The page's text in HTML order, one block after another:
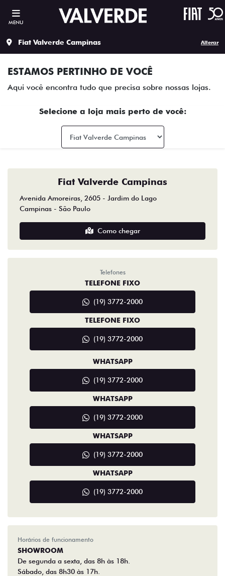
MENU
Fiat Valverde Campinas Alterar
ESTAMOS PERTINHO DE VOCÊ
Aqui você encontra tudo que precisa sobre nossas lojas.
Selecione a loja mais perto de você:
Fiat Valverde Campinas
Avenida Amoreiras, 2605 - Jardim do Lago
Campinas - São Paulo
Como chegar
Telefones
TELEFONE FIXO
(19) 3772-2000
TELEFONE FIXO
(19) 3772-2000
WHATSAPP
(19) 3772-2000
WHATSAPP
(19) 3772-2000
WHATSAPP
(19) 3772-2000
WHATSAPP
(19) 3772-2000
Horários de funcionamento
SHOWROOM
De segunda a sexta, das 8h às 18h.
Sábado, das 8h30 às 17h.